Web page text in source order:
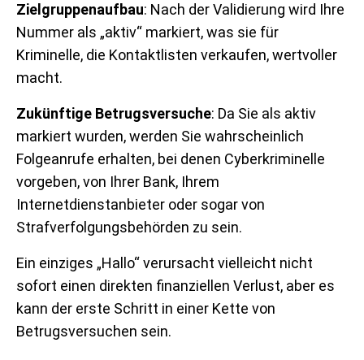
Zielgruppenaufbau: Nach der Validierung wird Ihre
Nummer als „aktiv“ markiert, was sie für
Kriminelle, die Kontaktlisten verkaufen, wertvoller
macht.
Zukünftige Betrugsversuche: Da Sie als aktiv
markiert wurden, werden Sie wahrscheinlich
Folgeanrufe erhalten, bei denen Cyberkriminelle
vorgeben, von Ihrer Bank, Ihrem
Internetdienstanbieter oder sogar von
Strafverfolgungsbehörden zu sein.
Ein einziges „Hallo“ verursacht vielleicht nicht
sofort einen direkten finanziellen Verlust, aber es
kann der erste Schritt in einer Kette von
Betrugsversuchen sein.